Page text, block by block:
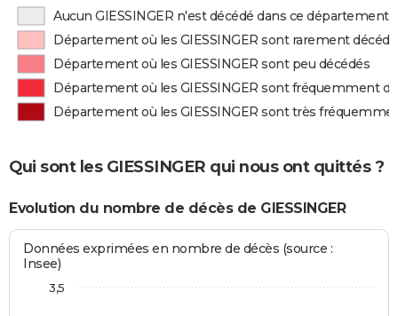
Aucun GIESSINGER n'est décédé dans ce département
Département où les GIESSINGER sont rarement
Département où les GIESSINGER sont peu décédés
Département où les GIESSINGER sont fréquemment
Département où les GIESSINGER sont très
Qui sont les GIESSINGER qui nous ont quittés ?
Evolution du nombre de décès de GIESSINGER
Données exprimées en nombre de décès (source :
Insee)
3,5